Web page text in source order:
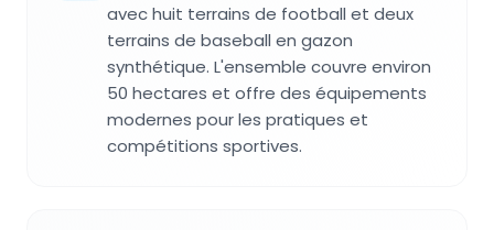
avec huit terrains de football et deux
terrains de baseball en gazon
synthétique. L'ensemble couvre environ
50 hectares et offre des équipements
modernes pour les pratiques et
compétitions sportives.